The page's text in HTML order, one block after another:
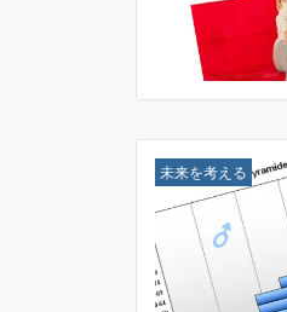
未来を考える